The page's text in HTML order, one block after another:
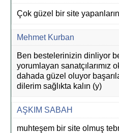
Çok güzel bir site
Mehmet Kurban
Ben bestelerinizin dinliyor
yorumlayan sanatçılarımız
dahada güzel oluyor
dilerim sağlıkta kalın (y)
AŞKIM SABAH
muhteşem bir site olmuş